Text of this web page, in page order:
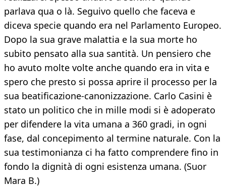
parlava qua o là. Seguivo quello che faceva e
diceva specie quando era nel Parlamento Europeo.
Dopo la sua grave malattia e la sua morte ho
subito pensato alla sua santità. Un pensiero che
ho avuto molte volte anche quando era in vita e
spero che presto si possa aprire il processo per la
sua beatificazione-canonizzazione. Carlo Casini è
stato un politico che in mille modi si è adoperato
per difendere la vita umana a 360 gradi, in ogni
fase, dal concepimento al termine naturale. Con la
sua testimonianza ci ha fatto comprendere fino in
fondo la dignità di ogni esistenza umana. (Suor
Mara B.)